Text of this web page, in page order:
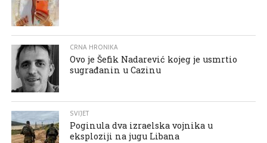
CRNA HRONIKA
Ovo je Šefik Nadarević kojeg je usmrtio
sugrađanin u Cazinu
SVIJET
Poginula dva izraelska vojnika u
eksploziji na jugu Libana